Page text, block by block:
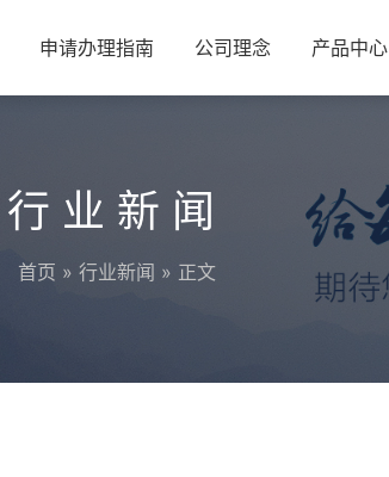
申请办理指南 公司理念 产品中心
行业新闻
首页 » 行业新闻 » 正文